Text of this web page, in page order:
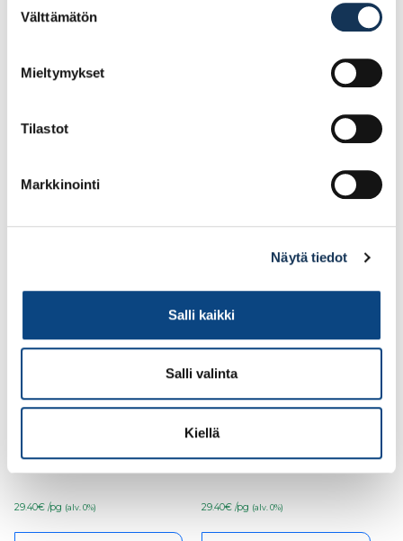
valinta
Välttämätön
Mieltymykset
Tilastot
Markkinointi
Näytä tiedot
Salli kaikki
Salli valinta
Kiellä
PZ1/90mm 5kpl/pkt
Lisää tilauskoriin
PZ1/150mm 5kpl/pkt
Lisää tilauskoriin
29.40€ /pg (alv. 0%)
PZ1/50mm 10kpl/pkt
29.40€ /pg (alv. 0%)